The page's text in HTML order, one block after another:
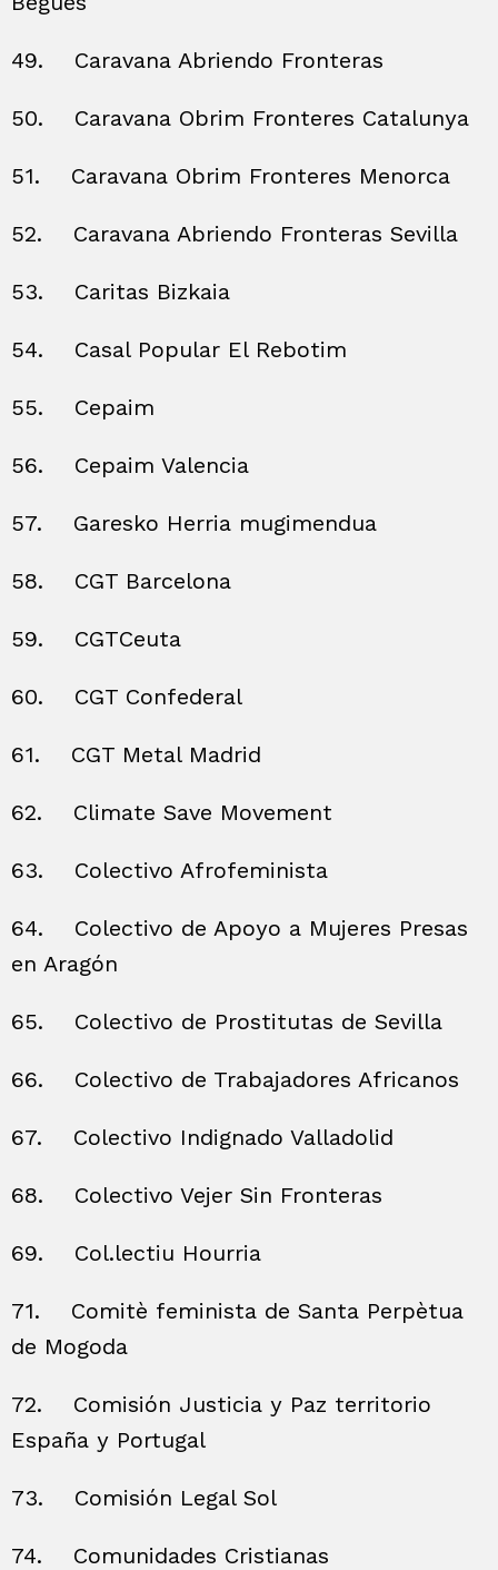
49. Caravana Abriendo Fronteras
50. Caravana Obrim Fronteres Catalunya
51. Caravana Obrim Fronteres Menorca
52. Caravana Abriendo Fronteras Sevilla
53. Caritas Bizkaia
54. Casal Popular El Rebotim
55. Cepaim
56. Cepaim Valencia
57. Garesko Herria mugimendua
58. CGT Barcelona
59. CGTCeuta
60. CGT Confederal
61. CGT Metal Madrid
62. Climate Save Movement
63. Colectivo Afrofeminista
64.
Colectivo de Apoyo a Mujeres Presas
en Aragón
65. Colectivo de Prostitutas de Sevilla
66. Colectivo de Trabajadores Africanos
67. Colectivo Indignado Valladolid
68. Colectivo Vejer Sin Fronteras
69. Col.lectiu Hourria
71.
Comitè feminista de Santa Perpètua
de Mogoda
72.
Comisión Justicia y Paz territorio
España y Portugal
73. Comisión Legal Sol
74.
Comunidades Cristianas